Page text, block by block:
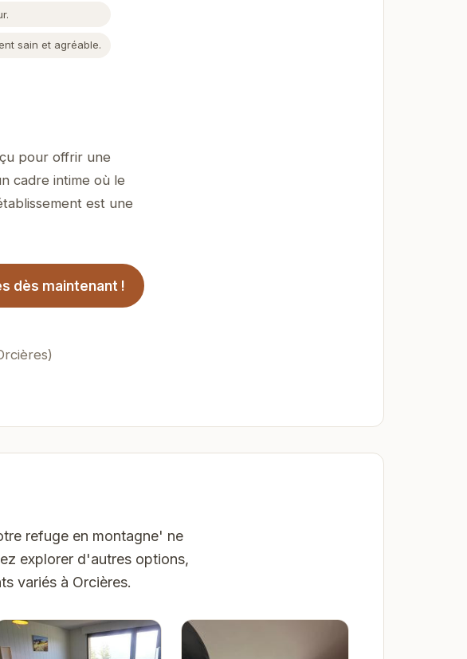
sain et agréable.
pour offrir une
cadre intime où le
est une
dès maintenant !
refuge en montagne' ne
explorer d'autres options,
variés à Orcières.